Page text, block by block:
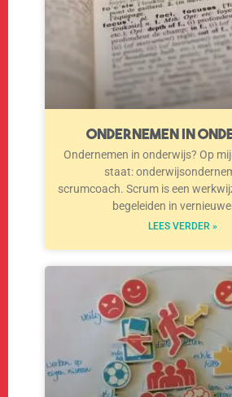
Ondernemen in
Ondernemen in onderwijs? Op
staat:
scrumcoach. Scrum is een
begeleiden in
LEES VERDER »